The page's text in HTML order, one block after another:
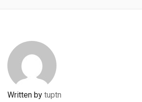
Written by tuptn